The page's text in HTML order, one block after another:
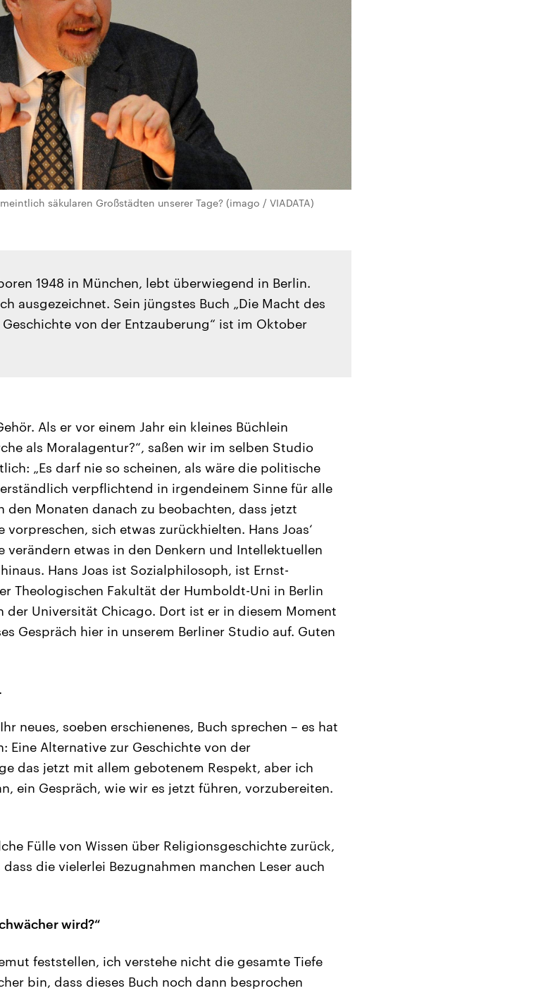
säkularen Großstädten unserer Tage? (imago / VIADATA)
1948 in München, lebt überwiegend in Berlin.
ausgezeichnet. Sein jüngstes Buch „Die Macht des
von der Entzauberung“ ist im Oktober
Als er vor einem Jahr ein kleines Büchlein
als Moralagentur?“, saßen wir im selben Studio
„Es darf nie so scheinen, als wäre die politische
verpflichtend in irgendeinem Sinne für alle
den Monaten danach zu beobachten, dass jetzt
sich etwas zurückhielten. Hans Joas‘
verändern etwas in den Denkern und Intellektuellen
Hans Joas ist Sozialphilosoph, ist Ernst-
Theologischen Fakultät der Humboldt-Uni in Berlin
der Universität Chicago. Dort ist er in diesem Moment
Gespräch hier in unserem Berliner Studio auf. Guten
neues, soeben erschienenes, Buch sprechen – es hat
Eine Alternative zur Geschichte von der
das jetzt mit allem gebotenem Respekt, aber ich
ein Gespräch, wie wir es jetzt führen, vorzubereiten.
Fülle von Wissen über Religionsgeschichte zurück,
die vielerlei Bezugnahmen manchen Leser auch
wird?“
feststellen, ich verstehe nicht die gesamte Tiefe
bin, dass dieses Buch noch dann besprochen